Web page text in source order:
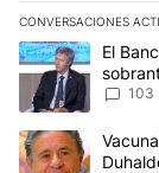
CONVERSACIONES
Este listado
Un artículo de
El
103
Un artículo de